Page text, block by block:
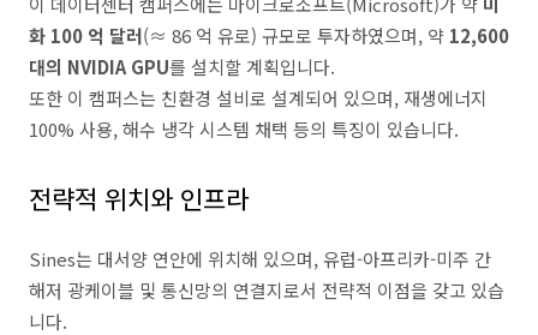
화 100 억 달러(≈ 86 억 유로) 규모로 투자하였으며, 약 12,600
대의 NVIDIA GPU를 설치할 계획입니다.
또한 이 캠퍼스는 친환경 설비로 설계되어 있으며, 재생에너지
100% 사용, 해수 냉각 시스템 채택 등의 특징이 있습니다.
전략적 위치와 인프라
Sines는 대서양 연안에 위치해 있으며, 유럽-아프리카-미주 간
해저 광케이블 및 통신망의 연결지로서 전략적 이점을 갖고 있습
니다.